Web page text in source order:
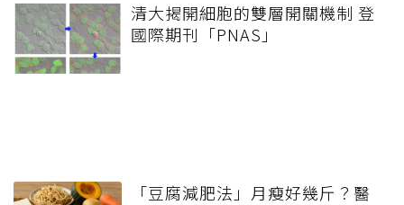
清大揭開細胞的雙層開關機制 登
國際期刊「PNAS」
「豆腐減肥法」月瘦好幾斤？醫